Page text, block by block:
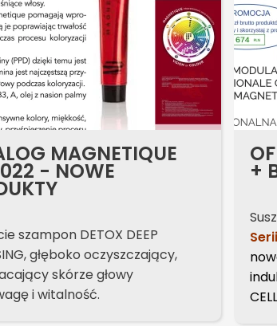
MAGNETIQUE
- NOWE
szampon DETOX DEEP
głęboko oczyszczający,
skórze głowy
i witalność.
+